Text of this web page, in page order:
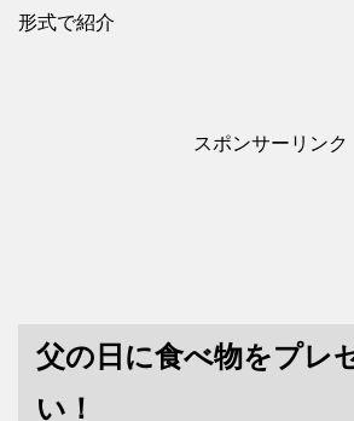
形式で紹介
スポンサーリンク
父の日に食べ物をプレ
い！